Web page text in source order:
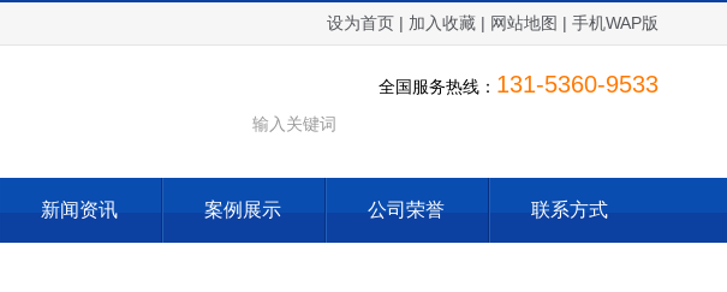
设为首页 | 加入收藏 | 网站地图 | 手机WAP版
全国服务热线： 131-5360-9533
新闻资讯 案例展示 公司荣誉 联系方式